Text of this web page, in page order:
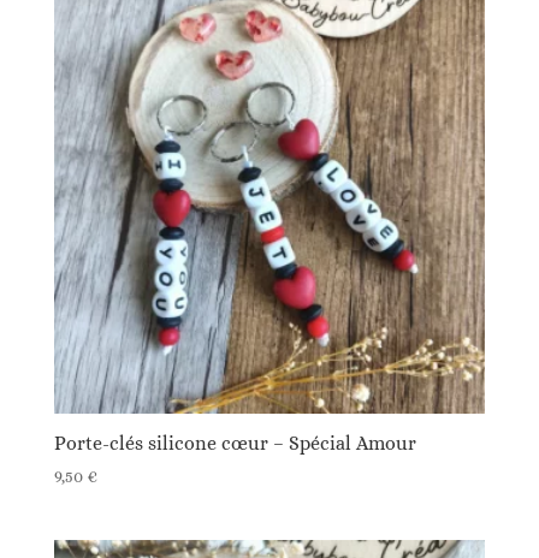
Porte-clés silicone cœur – Spécial Amour
9,50 €